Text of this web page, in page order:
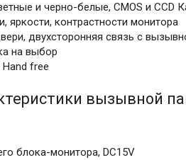
и черно-белые, CMOS и CCD
яркости, контрастности монитора
двухсторонняя связь с
на выбор
free
вызывной
блока-монитора, DC15V